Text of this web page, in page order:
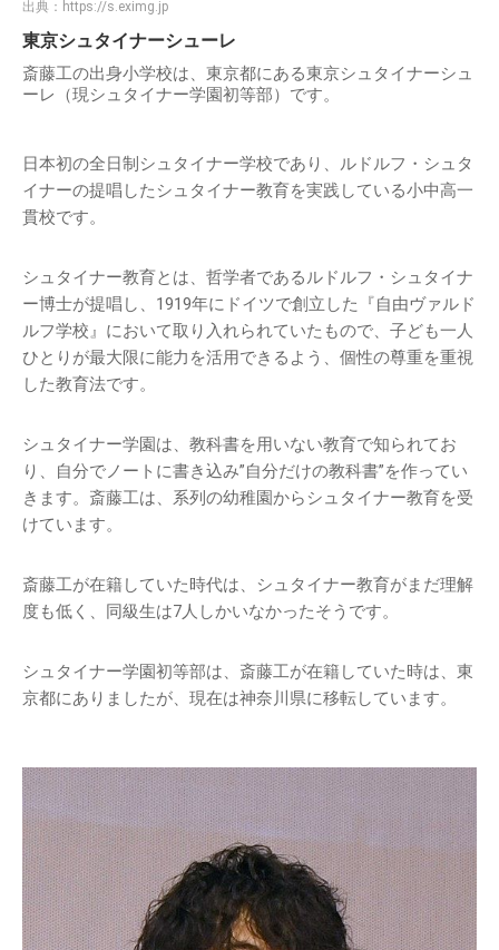
出典： https://s.eximg.jp
東京シュタイナーシューレ
斎藤工の出身小学校は、東京都にある東京シュタイナーシュ
ーレ（現シュタイナー学園初等部）です。
日本初の全日制シュタイナー学校であり、ルドルフ・シュタ
イナーの提唱したシュタイナー教育を実践している小中高一
貫校です。
シュタイナー教育とは、哲学者であるルドルフ・シュタイナ
ー博士が提唱し、1919年にドイツで創立した『自由ヴァルド
ルフ学校』において取り入れられていたもので、子ども一人
ひとりが最大限に能力を活用できるよう、個性の尊重を重視
した教育法です。
シュタイナー学園は、教科書を用いない教育で知られてお
り、自分でノートに書き込み”自分だけの教科書”を作ってい
きます。斎藤工は、系列の幼稚園からシュタイナー教育を受
けています。
斎藤工が在籍していた時代は、シュタイナー教育がまだ理解
度も低く、同級生は7人しかいなかったそうです。
シュタイナー学園初等部は、斎藤工が在籍していた時は、東
京都にありましたが、現在は神奈川県に移転しています。